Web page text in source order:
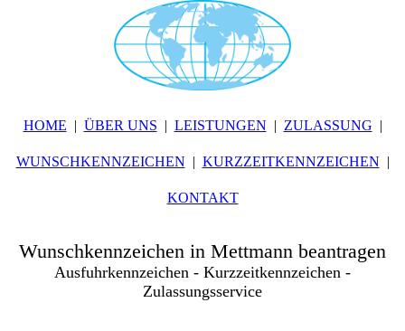
HOME ÜBER UNS LEISTUNGEN ZULASSUNG
WUNSCHKENNZEICHEN KURZZEITKENNZEICHEN
KONTAKT
Wunschkennzeichen in Mettmann beantragen
Ausfuhrkennzeichen - Kurzzeitkennzeichen -
Zulassungsservice